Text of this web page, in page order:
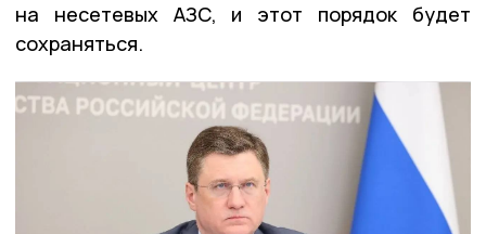
на несетевых АЗС, и этот порядок будет
сохраняться.